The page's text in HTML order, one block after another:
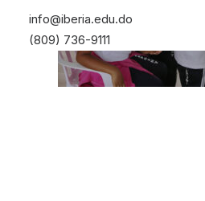
info@iberia.edu.do
(809) 736-9111